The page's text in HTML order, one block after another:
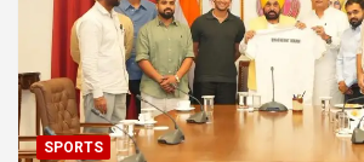
SPORTS